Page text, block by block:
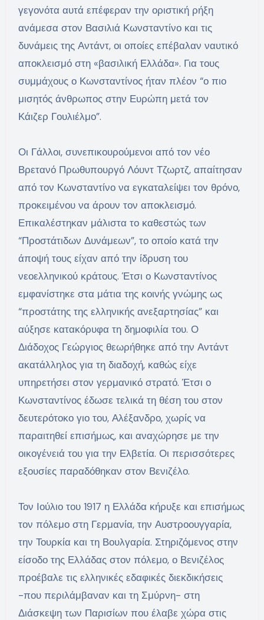
γεγονότα αυτά επέφεραν την οριστική ρήξη
ανάμεσα στον Βασιλιά Κωνσταντίνο και τις
δυνάμεις της Αντάντ, οι οποίες επέβαλαν ναυτικό
αποκλεισμό στη «βασιλική Ελλάδα». Για τους
συμμάχους ο Κωνσταντίνος ήταν πλέον “ο πιο
μισητός άνθρωπος στην Ευρώπη μετά τον
Κάιζερ Γουλιέλμο”.
Οι Γάλλοι, συνεπικουρούμενοι από τον νέο
Βρετανό Πρωθυπουργό Λόυντ Τζωρτζ, απαίτησαν
από τον Κωνσταντίνο να εγκαταλείψει τον θρόνο,
προκειμένου να άρουν τον αποκλεισμό.
Επικαλέστηκαν μάλιστα το καθεστώς των
“Προστάτιδων Δυνάμεων”, το οποίο κατά την
άποψή τους είχαν από την ίδρυση του
νεοελληνικού κράτους. Έτσι ο Κωνσταντίνος
εμφανίστηκε στα μάτια της κοινής γνώμης ως
“προστάτης της ελληνικής ανεξαρτησίας” και
αύξησε κατακόρυφα τη δημοφιλία του. Ο
Διάδοχος Γεώργιος θεωρήθηκε από την Αντάντ
ακατάλληλος για τη διαδοχή, καθώς είχε
υπηρετήσει στον γερμανικό στρατό. Έτσι ο
Κωνσταντίνος έδωσε τελικά τη θέση του στον
δευτερότοκο γιο του, Αλέξανδρο, χωρίς να
παραιτηθεί επισήμως, και αναχώρησε με την
οικογένειά του για την Ελβετία. Οι περισσότερες
εξουσίες παραδόθηκαν στον Βενιζέλο.
Τον Ιούλιο του 1917 η Ελλάδα κήρυξε και επισήμως
τον πόλεμο στη Γερμανία, την Αυστροουγγαρία,
την Τουρκία και τη Βουλγαρία. Στηριζόμενος στην
είσοδο της Ελλάδας στον πόλεμο, ο Βενιζέλος
προέβαλε τις ελληνικές εδαφικές διεκδικήσεις
-που περιλάμβαναν και τη Σμύρνη- στη
Διάσκεψη των Παρισίων που έλαβε χώρα στις